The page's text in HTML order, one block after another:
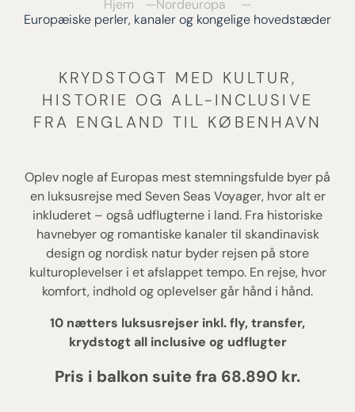
Hjem
Nordeuropa
Europæiske perler, kanaler og kongelige hovedstæder
KRYDSTOGT MED KULTUR,
HISTORIE OG ALL-INCLUSIVE
FRA ENGLAND TIL KØBENHAVN
Oplev nogle af Europas mest stemningsfulde byer på
en luksusrejse med Seven Seas Voyager, hvor alt er
inkluderet – også udflugterne i land. Fra historiske
havnebyer og romantiske kanaler til skandinavisk
design og nordisk natur byder rejsen på store
kulturoplevelser i et afslappet tempo. En rejse, hvor
komfort, indhold og oplevelser går hånd i hånd.
10 nætters luksusrejser inkl. fly, transfer,
krydstogt all inclusive og udflugter
Pris i balkon suite fra 68.890 kr.